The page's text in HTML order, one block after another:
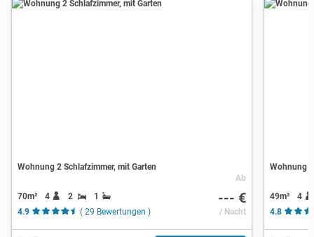
Wohnung 2 Schlafzimmer, mit Garten
70m² 4 2
1
4.9
( 29 Bewertungen )
Ab
--- €
/ Nacht
Wohnung
49m²
4
4.8